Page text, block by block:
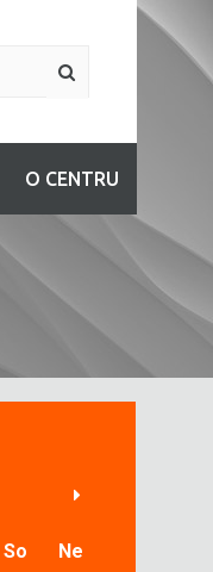
O CENTRU
So Ne